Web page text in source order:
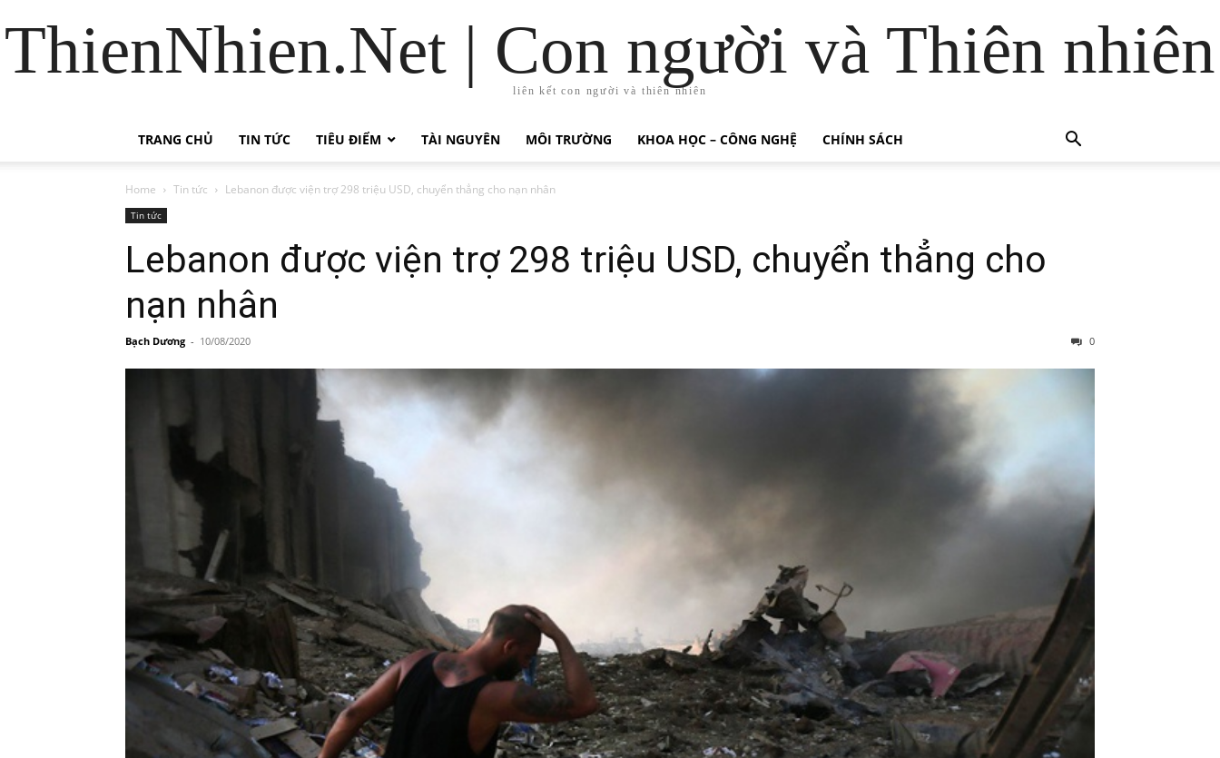
ThienNhien.Net | Con người và Thiên nhiên
liên kết con người và thiên nhiên
TRANG CHỦ TIN TỨC TIÊU ĐIỂM TÀI NGUYÊN MÔI TRƯỜNG KHOA HỌC – CÔNG NGHỆ CHÍNH SÁCH
Home Tin tức Lebanon được viện trợ 298 triệu USD, chuyển thẳng cho nạn nhân
Tin tức
Lebanon được viện trợ 298 triệu USD, chuyển thẳng cho
nạn nhân
Bạch Dương - 10/08/2020 0